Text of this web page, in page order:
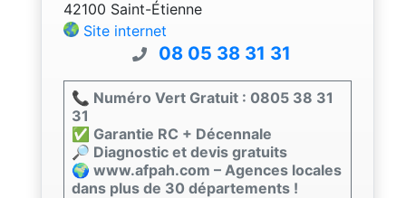
42100 Saint-Étienne
Site internet
08 05 38 31 31
📞 Numéro Vert Gratuit : 0805 38 31
31
✅ Garantie RC + Décennale
🔎 Diagnostic et devis gratuits
🌍 www.afpah.com – Agences locales
dans plus de 30 départements !